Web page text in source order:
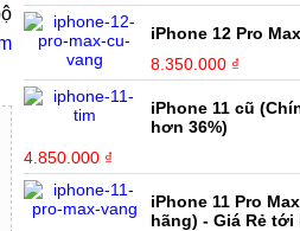
iPhone 12 Pro
8.350.000 ₫
iPhone 11 cũ
hơn 36%)
4.850.000 ₫
iPhone 11 Pro
hãng) - Giá Rẻ tới